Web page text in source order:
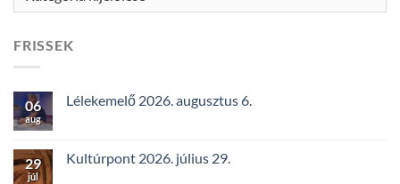
FRISSEK
06
aug
Lélekemelő 2026. augusztus 6.
29
júl
Kultúrpont 2026. július 29.